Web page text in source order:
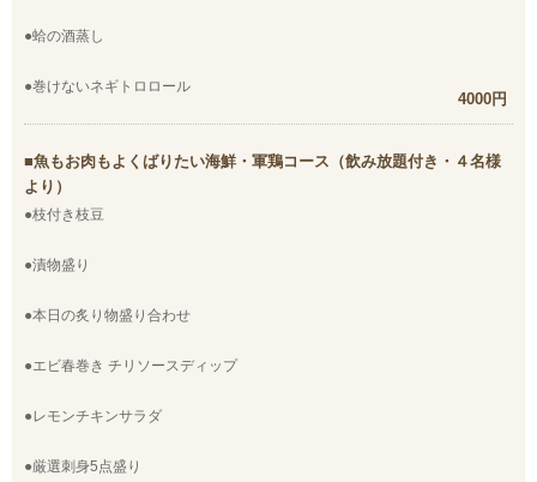
●蛤の酒蒸し
●巻けないネギトロロール
4000円
魚もお肉もよくばりたい海鮮・軍鶏コース（飲み放題付き・４名様
より）
●枝付き枝豆
●漬物盛り
●本日の炙り物盛り合わせ
●エビ春巻き チリソースディップ
●レモンチキンサラダ
●厳選刺身5点盛り